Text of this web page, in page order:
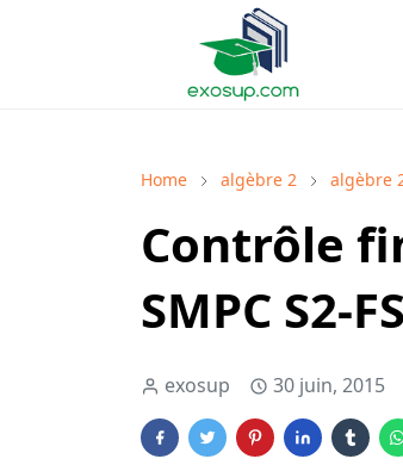
Home algèbre 2 algèbre
Contrôle
SMPC S2-
exosup 30 juin, 2015